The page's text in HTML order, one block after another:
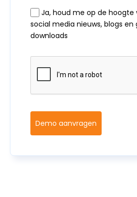
Ja, houd me op de
social media nieuws, blogs en
downloads
Demo aanvragen